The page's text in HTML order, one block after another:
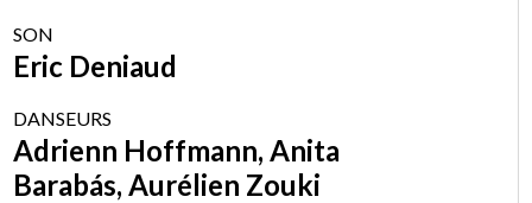
SON
Eric Deniaud
DANSEURS
Adrienn Hoffmann, Anita
Barabás, Aurélien Zouki